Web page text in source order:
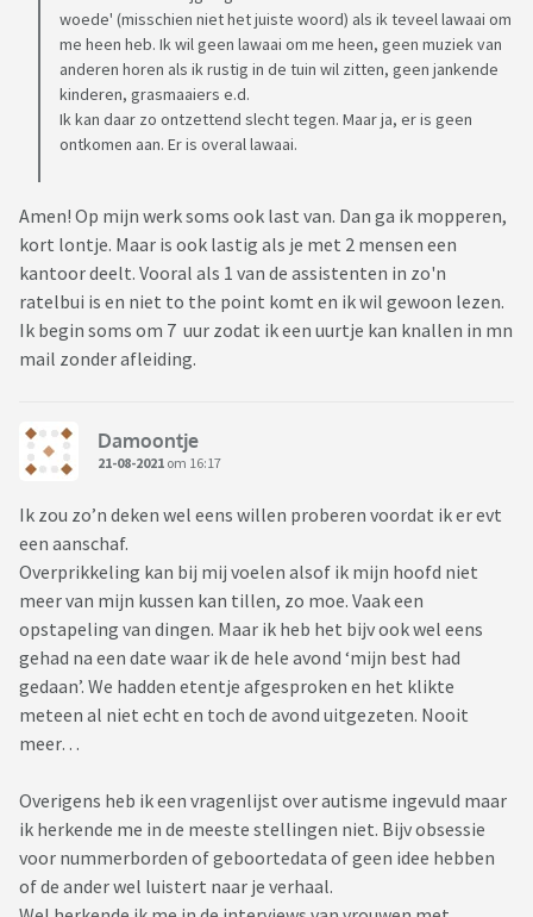
woede' (misschien niet het juiste woord) als ik teveel lawaai om
me heen heb. Ik wil geen lawaai om me heen, geen muziek van
anderen horen als ik rustig in de tuin wil zitten, geen jankende
kinderen, grasmaaiers e.d.
Ik kan daar zo ontzettend slecht tegen. Maar ja, er is geen
ontkomen aan. Er is overal lawaai.
Amen! Op mijn werk soms ook last van. Dan ga ik mopperen,
kort lontje. Maar is ook lastig als je met 2 mensen een
kantoor deelt. Vooral als 1 van de assistenten in zo'n
ratelbui is en niet to the point komt en ik wil gewoon lezen.
Ik begin soms om 7 uur zodat ik een uurtje kan knallen in mn
mail zonder afleiding.
Damoontje
21-08-2021 om 16:17
Ik zou zo’n deken wel eens willen proberen voordat ik er evt
een aanschaf.
Overprikkeling kan bij mij voelen alsof ik mijn hoofd niet
meer van mijn kussen kan tillen, zo moe. Vaak een
opstapeling van dingen. Maar ik heb het bijv ook wel eens
gehad na een date waar ik de hele avond ‘mijn best had
gedaan’. We hadden etentje afgesproken en het klikte
meteen al niet echt en toch de avond uitgezeten. Nooit
meer…
Overigens heb ik een vragenlijst over autisme ingevuld maar
ik herkende me in de meeste stellingen niet. Bijv obsessie
voor nummerborden of geboortedata of geen idee hebben
of de ander wel luistert naar je verhaal.